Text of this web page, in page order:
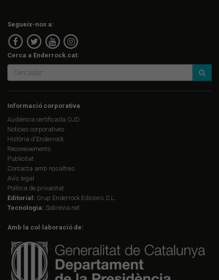
Segueix-nos a:
Cerca a Enderrock.cat:
Informació corporativa
Audiència certificada OJD
Notícies corporatives
Història d'Enderrock
Reconeixements
Publicitat
Contacta amb nosaltres
Avís legal
Política de privacitat
Editorial: Grup Enderrock Edicions S.L.
Tecnologia: Sobrevia.net
Amb la col·laboració de: